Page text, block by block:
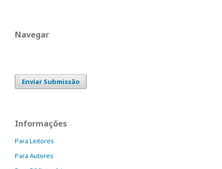
Navegar
Enviar Submissão
Informações
Para Leitores
Para Autores